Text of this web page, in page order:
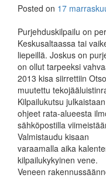
Posted on 17
Purjehduskilpailu on
Keskusaltaassa tai
liepeillä. Joskus on
on ollut tarpeeksi
2013 kisa siirrettiin
muutettu
Kilpailukutsu
ohjeet rata-alueesta
sähköpostilla
Valmistaudu kisaan
varaamalla aika
kilpailukykyinen vene.
Veneen